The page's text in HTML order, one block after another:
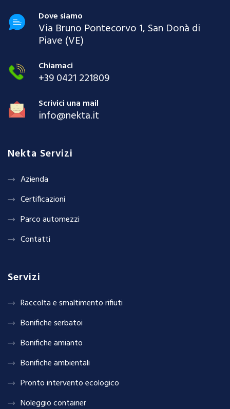
Dove siamo
Via Bruno Pontecorvo 1, San Donà di
Piave (VE)
Chiamaci
+39 0421 221809
Scrivici una mail
info@nekta.it
Nekta Servizi
Azienda
Certificazioni
Parco automezzi
Contatti
Servizi
Raccolta e smaltimento rifiuti
Bonifiche serbatoi
Bonifiche amianto
Bonifiche ambientali
Pronto intervento ecologico
Noleggio container